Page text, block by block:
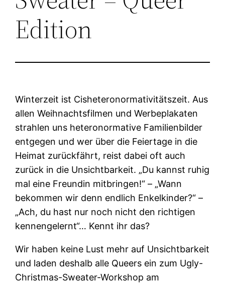
Edition
Winterzeit ist Cisheteronormativitätszeit. Aus
allen Weihnachtsfilmen und Werbeplakaten
strahlen uns heteronormative Familienbilder
entgegen und wer über die Feiertage in die
Heimat zurückfährt, reist dabei oft auch
zurück in die Unsichtbarkeit. „Du kannst ruhig
mal eine Freundin mitbringen!“ – „Wann
bekommen wir denn endlich Enkelkinder?“ –
„Ach, du hast nur noch nicht den richtigen
kennengelernt“… Kennt ihr das?
Wir haben keine Lust mehr auf Unsichtbarkeit
und laden deshalb alle Queers ein zum Ugly-
Christmas-Sweater-Workshop am